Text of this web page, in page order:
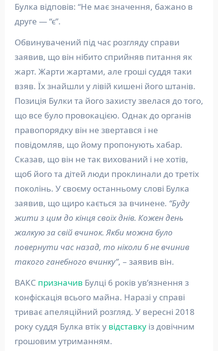
Булка відповів: “Не має значення, бажано в
друге — “є”.
Обвинувачений під час розгляду справи
заявив, що він нібито сприйняв питання як
жарт. Жарти жартами, але гроші суддя таки
взяв. Їх знайшли у лівій кишені його штанів.
Позиція Булки та його захисту звелася до того,
що все було провокацією. Однак до органів
правопорядку він не звертався і не
повідомляв, що йому пропонують хабар.
Сказав, що він не так вихований і не хотів,
щоб його та дітей люди проклинали до третіх
поколінь. У своєму останньому слові Булка
заявив, що щиро кається за вчинене. “Буду
жити з цим до кінця своїх днів. Кожен день
жалкую за свій вчинок. Якби можна було
повернути час назад, то ніколи б не вчинив
такого ганебного вчинку”, – заявив він.
ВАКС призначив Булці 6 років ув’язнення з
конфіскація всього майна. Наразі у справі
триває апеляційний розгляд. У вересні 2018
року суддя Булка втік у відставкуіз довічним
грошовим утриманням.